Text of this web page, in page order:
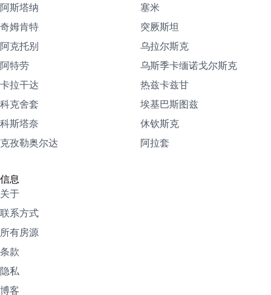
阿斯塔纳
奇姆肯特
阿克托别
阿特劳
卡拉干达
科克舍套
科斯塔奈
克孜勒奥尔达
塞米
突厥斯坦
乌拉尔斯克
乌斯季卡缅诺戈尔斯克
热兹卡兹甘
埃基巴斯图兹
休钦斯克
阿拉套
信息
关于
联系方式
所有房源
条款
隐私
博客